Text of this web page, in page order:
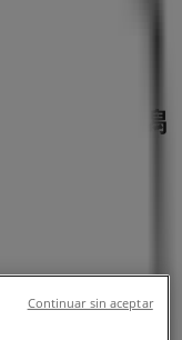
2641 | 新潟
：チラシ
Continuar sin aceptar